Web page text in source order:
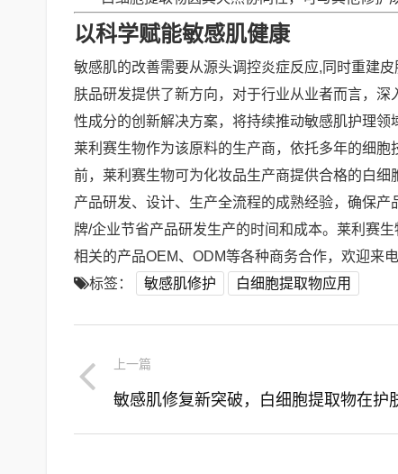
以科学赋能敏感肌健康
敏感肌的改善需要从源头调控炎症反应,同时重建
肤品研发提供了新方向，对于行业从业者而言，
性成分的创新解决方案，将持续推动敏感肌护理领
莱利赛生物作为该原料的生产商，依托多年的细
前，莱利赛生物可为化妆品生产商提供合格的白
产品研发、设计、生产全流程的成熟经验，确保
牌/企业节省产品研发生产的时间和成本。莱利赛
相关的产品OEM、ODM等各种商务合作，欢迎来
标签：
敏感肌修护 白细胞提取物应用
上一篇